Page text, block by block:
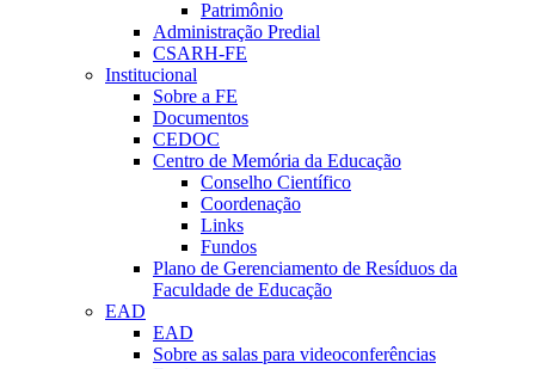
Patrimônio
Administração Predial
CSARH-FE
Institucional
Sobre a FE
Documentos
CEDOC
Centro de Memória da Educação
Conselho Científico
Coordenação
Links
Fundos
Plano de Gerenciamento de Resíduos da
Faculdade de Educação
EAD
EAD
Sobre as salas para videoconferências